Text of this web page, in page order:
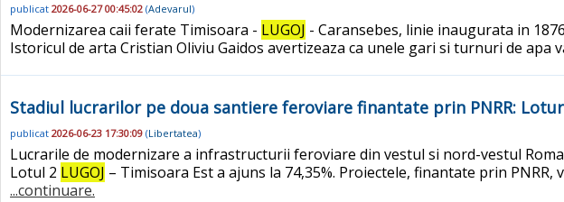
publicat 2026-06-27 00:45:02 (Adevarul)
Modernizarea caii ferate Timisoara - LUGOJ - Caransebes, linie inaugurata in
Istoricul de arta Cristian Oliviu Gaidos avertizeaza ca unele gari si turnuri de apa
Stadiul lucrarilor pe doua santiere feroviare finantate prin PNRR:
publicat 2026-06-23 17:30:09 (Libertatea)
Lucrarile de modernizare a infrastructurii feroviare din vestul si nord-vestul
Lotul 2 LUGOJ – Timisoara Est a ajuns la 74,35%. Proiectele, finantate prin
...continuare.